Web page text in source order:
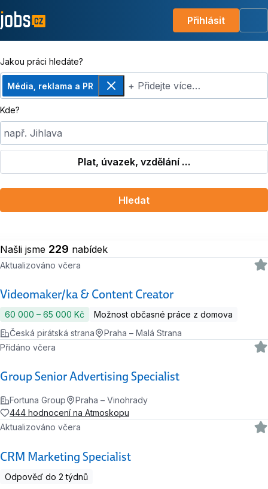
Přihlásit
Jakou práci hledáte?
Média, reklama a PR
Odebrat+ Přidejte více…
Kde?
např. Jihlava
Plat, úvazek, vzdělání …
Hledat
Našli jsme 229 nabídek
Videomaker/ka & Content Creator
Aktualizováno včera
60 000 ‍–‍ 65 000 Kč
Možnost občasné práce z domova
Česká pirátská strana
Praha – Malá Strana
Group Senior Advertising Specialist
Přidáno včera
Fortuna Group
Praha – Vinohrady
444 hodnocení na Atmoskopu
CRM Marketing Specialist
Aktualizováno včera
Odpověď do 2 týdnů